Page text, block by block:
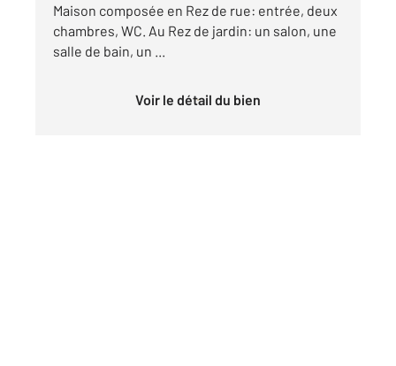
Maison composée en Rez de rue: entrée, deux
chambres, WC. Au Rez de jardin: un salon, une
salle de bain, un ...
Voir le détail du bien